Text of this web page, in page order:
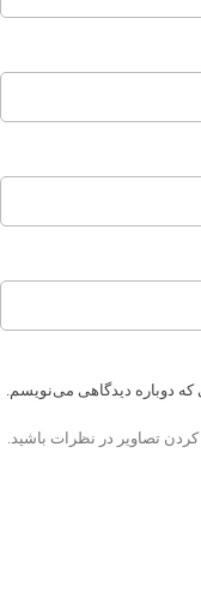
که دوباره دیدگاهی می‌نویسم.
تصاویر در نظرات باشید.